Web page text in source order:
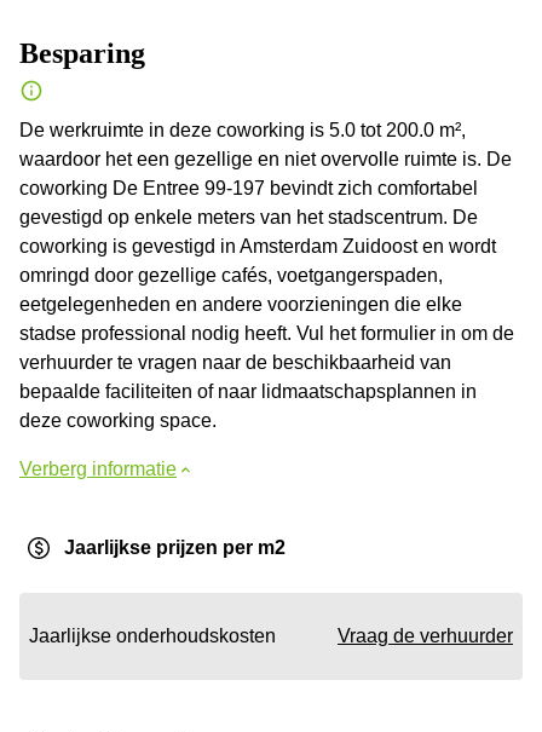
Besparing
De werkruimte in deze coworking is 5.0 tot 200.0 m²,
waardoor het een gezellige en niet overvolle ruimte is. De
coworking De Entree 99-197 bevindt zich comfortabel
gevestigd op enkele meters van het stadscentrum. De
coworking is gevestigd in Amsterdam Zuidoost en wordt
omringd door gezellige cafés, voetgangerspaden,
eetgelegenheden en andere voorzieningen die elke
stadse professional nodig heeft. Vul het formulier in om de
verhuurder te vragen naar de beschikbaarheid van
bepaalde faciliteiten of naar lidmaatschapsplannen in
deze coworking space.
Verberg informatie
Jaarlijkse prijzen per m2
Jaarlijkse onderhoudskosten Vraag de verhuurder